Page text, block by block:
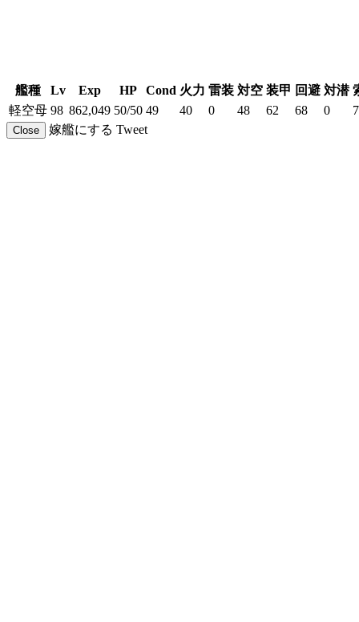
艦種 Lv Exp HP Cond 火力 雷装 対空 装甲 回避 対潜
軽空母 98 862,049 50/50 49 40 0 48 62 68 0
Close 嫁艦にする Tweet